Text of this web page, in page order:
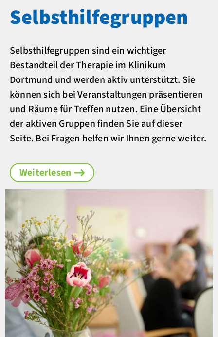
Selbsthilfegruppen
Selbsthilfegruppen sind ein wichtiger
Bestandteil der Therapie im Klinikum
Dortmund und werden aktiv unterstützt. Sie
können sich bei Veranstaltungen präsentieren
und Räume für Treffen nutzen. Eine Übersicht
der aktiven Gruppen finden Sie auf dieser
Seite. Bei Fragen helfen wir Ihnen gerne weiter.
Weiterlesen